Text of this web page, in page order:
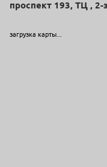
проспект 193, ТЦ , 2-
загрузка карты...